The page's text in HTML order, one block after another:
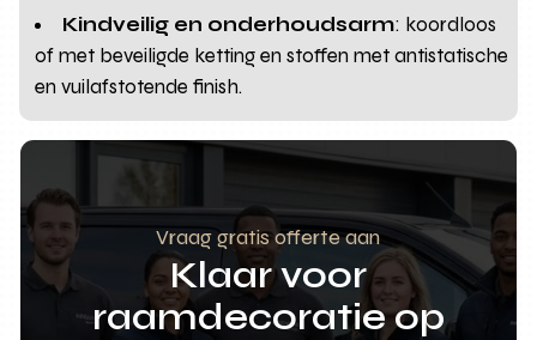
Kindveilig en onderhoudsarm: koordloos
of met beveiligde ketting en stoffen met antistatische
en vuilafstotende finish.
Vraag gratis offerte aan
Klaar voor
raamdecoratie op